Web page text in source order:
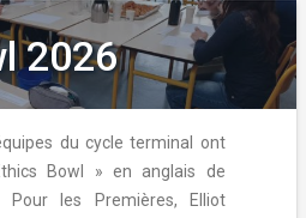
2026
du cycle terminal ont
Bowl » en anglais de
Pour les Premières, Elliot